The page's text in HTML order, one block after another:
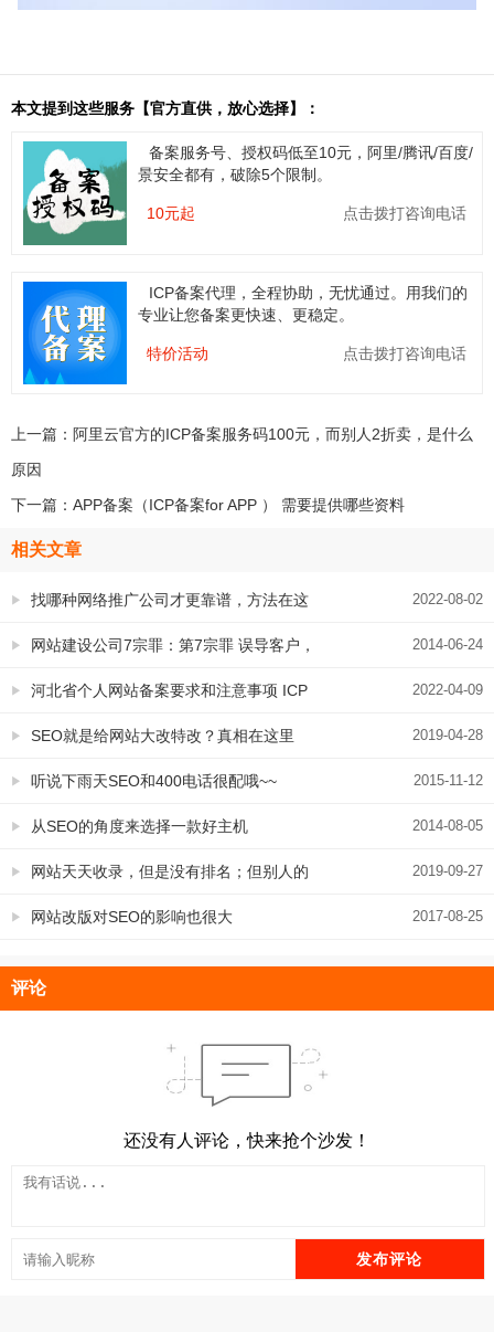
本文提到这些服务【官方直供，放心选择】：
备案服务号、授权码低至10元，阿里/腾讯/百度/
景安全都有，破除5个限制。
10元起 点击拨打咨询电话
ICP备案代理，全程协助，无忧通过。用我们的
专业让您备案更快速、更稳定。
特价活动 点击拨打咨询电话
上一篇： 阿里云官方的ICP备案服务码100元，而别人2折卖，是什么
原因
下一篇： APP备案（ICP备案for APP ） 需要提供哪些资料
相关文章
2022-08-02
找哪种网络推广公司才更靠谱，方法在这
里 2014-06-24
网站建设公司7宗罪：第7宗罪 误导客户，
掩盖真相 2022-04-09
河北省个人网站备案要求和注意事项 ICP
备案细节要求 2019-04-28
SEO就是给网站大改特改？真相在这里
2015-11-12
听说下雨天SEO和400电话很配哦~~
2014-08-05
从SEO的角度来选择一款好主机
2019-09-27
网站天天收录，但是没有排名；但别人的
不怎么收录，排名却很好；原因在这里 2017-08-25
网站改版对SEO的影响也很大
评论
还没有人评论，快来抢个沙发！
发布评论